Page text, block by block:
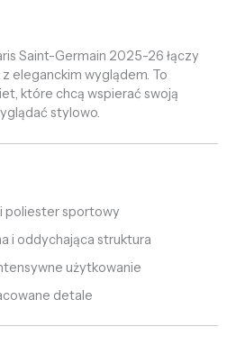
Saint-Germain 2025-26 łączy
eleganckim wyglądem. To
które chcą wspierać swoją
stylowo.
poliester sportowy
i oddychająca struktura
użytkowanie
detale